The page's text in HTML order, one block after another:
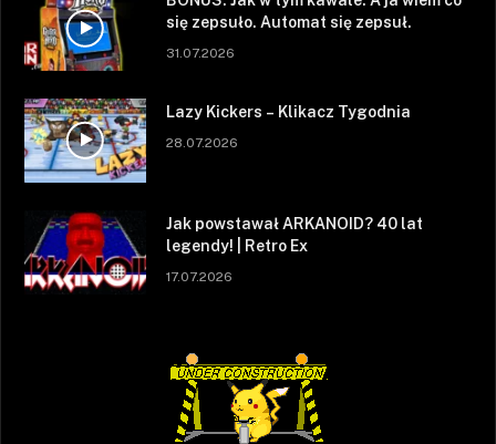
się zepsuło. Automat się zepsuł.
31.07.2026
Lazy Kickers – Klikacz Tygodnia
28.07.2026
Jak powstawał ARKANOID? 40 lat
legendy! | Retro Ex
17.07.2026